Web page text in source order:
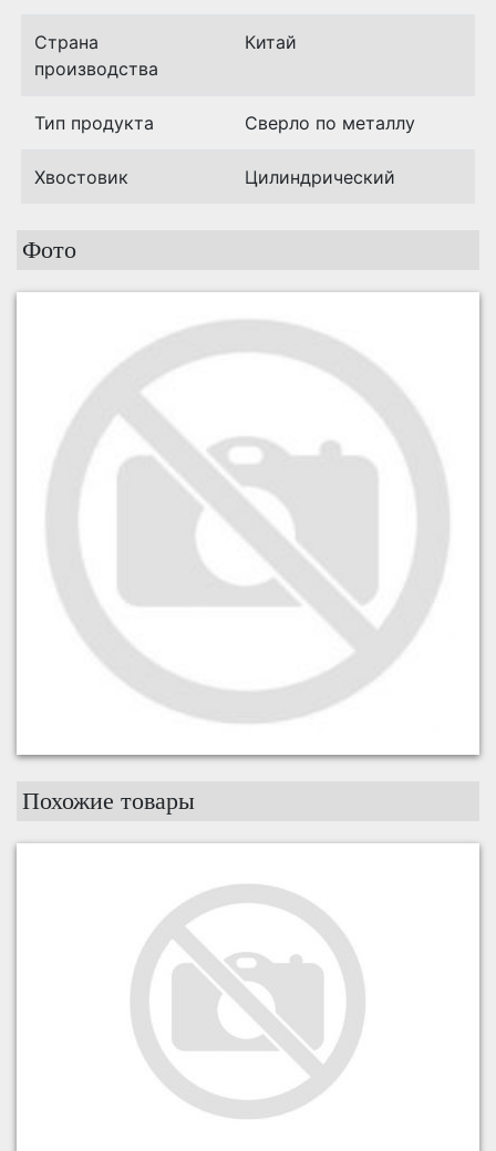
Страна
производства
Китай
Тип продукта Сверло по металлу
Хвостовик Цилиндрический
Фото
Похожие товары